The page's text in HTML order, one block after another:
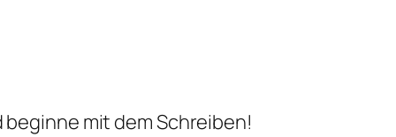
mit dem Schreiben!